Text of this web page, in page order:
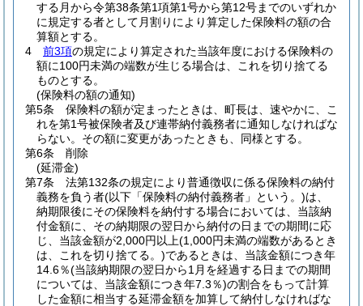
する月から令第38条第1項第1号から第12号までのいずれか
に規定する者として月割りにより算定した保険料の額の合
算額とする。
4
前3項の規定により算定された当該年度における保険料の
額に100円未満の端数が生じる場合は、これを切り捨てる
ものとする。
(保険料の額の通知)
第5条
保険料の額が定まったときは、町長は、速やかに、こ
れを第1号被保険者及び連帯納付義務者に通知しなければな
らない。 その額に変更があったときも、同様とする。
第6条
削除
(延滞金)
第7条
法第132条の規定により普通徴収に係る保険料の納付
義務を負う者(以下「保険料の納付義務者」という。)は、
納期限後にその保険料を納付する場合においては、当該納
付金額に、その納期限の翌日から納付の日までの期間に応
じ、当該金額が2,000円以上(1,000円未満の端数があるとき
は、これを切り捨てる。)であるときは、当該金額につき年
14.6％(当該納期限の翌日から1月を経過する日までの期間
については、当該金額につき年7.3％)の割合をもって計算
した金額に相当する延滞金額を加算して納付しなければな